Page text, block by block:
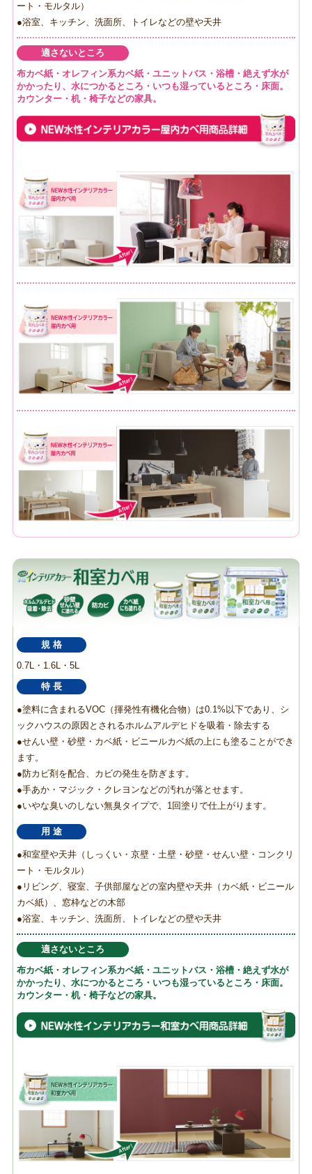
ート・モルタル）
●浴室、キッチン、洗面所、トイレなどの壁や天井
適さないところ
布カベ紙・オレフィン系カベ紙・ユニットバス・浴槽・絶えず水が
かかったり、水につかるところ・いつも湿っているところ・床面。
カウンター・机・椅子などの家具。
規 格
0.7L・1.6L・5L
特 長
●塗料に含まれるVOC（揮発性有機化合物）は0.1%以下であり、シ
ックハウスの原因とされるホルムアルデヒドを吸着・除去する
●せんい壁・砂壁・カベ紙・ビニールカベ紙の上にも塗ることができ
ます。
●防カビ剤を配合、カビの発生を防ぎます。
●手あか・マジック・クレヨンなどの汚れが落とせます。
●いやな臭いのしない無臭タイプで、1回塗りで仕上がります。
用 途
●和室壁や天井（しっくい・京壁・土壁・砂壁・せんい壁・コンクリ
ート・モルタル）
●リビング、寝室、子供部屋などの室内壁や天井（カベ紙・ビニール
カベ紙）、窓枠などの木部
●浴室、キッチン、洗面所、トイレなどの壁や天井
適さないところ
布カベ紙・オレフィン系カベ紙・ユニットバス・浴槽・絶えず水が
かかったり、水につかるところ・いつも湿っているところ・床面。
カウンター・机・椅子などの家具。